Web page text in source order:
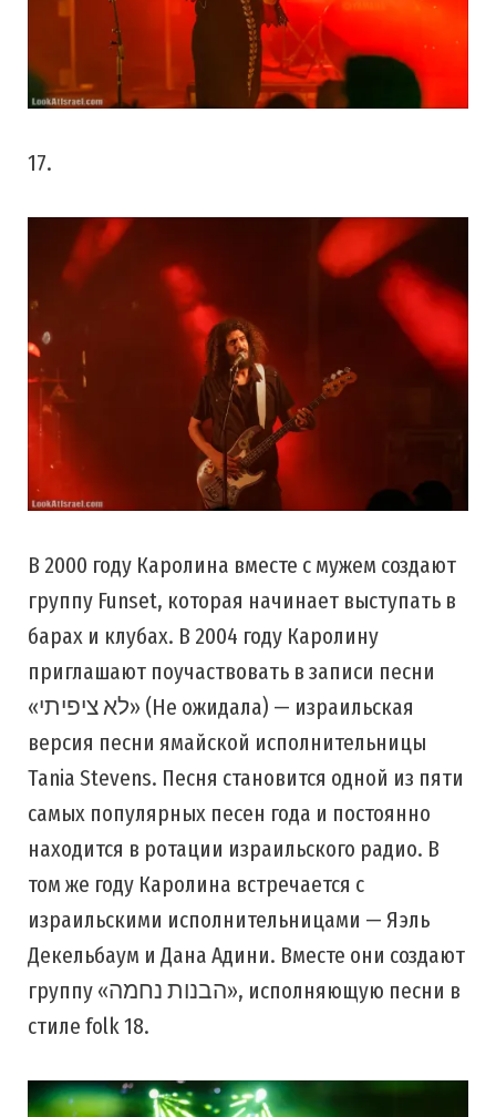
17.
В 2000 году Каролина вместе с мужем создают
группу Funset, которая начинает выступать в
барах и клубах. В 2004 году Каролину
приглашают поучаствовать в записи песни
«לא ציפיתי» (Не ожидала) — израильская
версия песни ямайской исполнительницы
Tania Stevens. Песня становится одной из пяти
самых популярных песен года и постоянно
находится в ротации израильского радио. В
том же году Каролина встречается с
израильскими исполнительницами — Яэль
Декельбаум и Дана Адини. Вместе они создают
группу «הבנות נחמה», исполняющую песни в
стиле folk 18.